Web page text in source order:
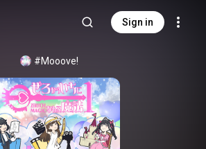
Sign in
#Mooove!